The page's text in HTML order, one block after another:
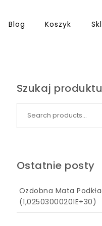
Blog Koszyk
Szukaj produktu
Ostatnie posty
Ozdobna Mata
(1,02503000201E+30)